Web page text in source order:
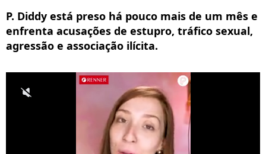
P. Diddy está preso há pouco mais de um mês e
enfrenta acusações de estupro, tráfico sexual,
agressão e associação ilícita.